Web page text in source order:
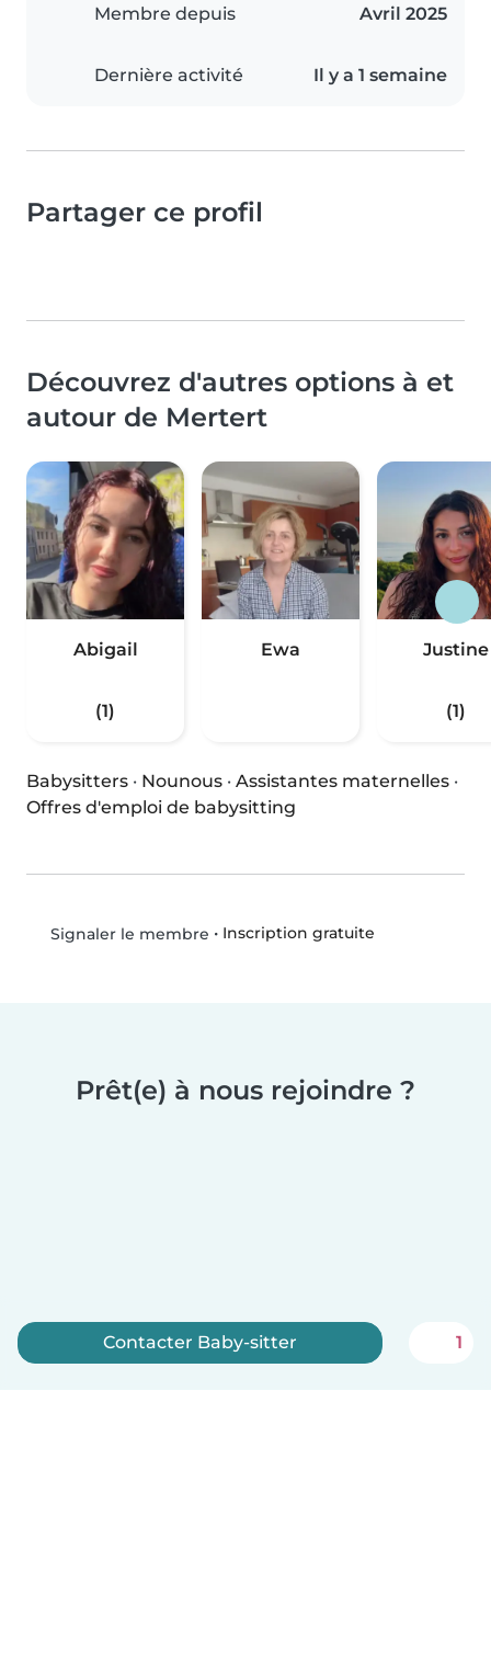
Membre depuis Avril 2025
Dernière activité Il y a 1 semaine
Partager ce profil
Découvrez d'autres options à et
autour de Mertert
Abigail
(1)
Ewa Justine
(1)
Babysitters · Nounous · Assistantes maternelles ·
Offres d'emploi de babysitting
Signaler le membre • Inscription gratuite
Prêt(e) à nous rejoindre ?
Contacter Baby-sitter 1